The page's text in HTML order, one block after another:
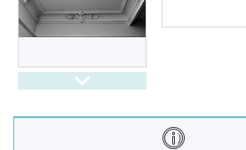
Условия возврата и обмена